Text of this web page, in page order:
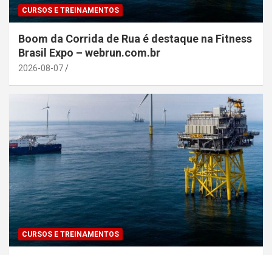
CURSOS E TREINAMENTOS
Boom da Corrida de Rua é destaque na Fitness
Brasil Expo – webrun.com.br
2026-08-07
CURSOS E TREINAMENTOS